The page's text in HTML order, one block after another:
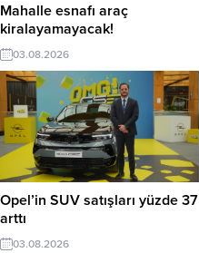
Mahalle esnafı araç
kiralayamayacak!
03.08.2026
Opel’in SUV satışları yüzde 37
arttı
03.08.2026